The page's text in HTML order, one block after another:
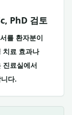
PhD 검토
를 환자분이
치료 효과나
진료실에서
다.